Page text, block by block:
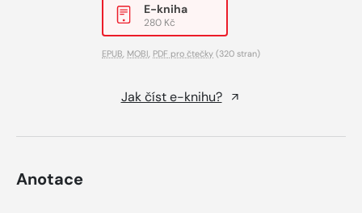
E-kniha
280 Kč
EPUB MOBI PDF pro čtečky (320 stran)
Jak číst e-knihu?
Anotace